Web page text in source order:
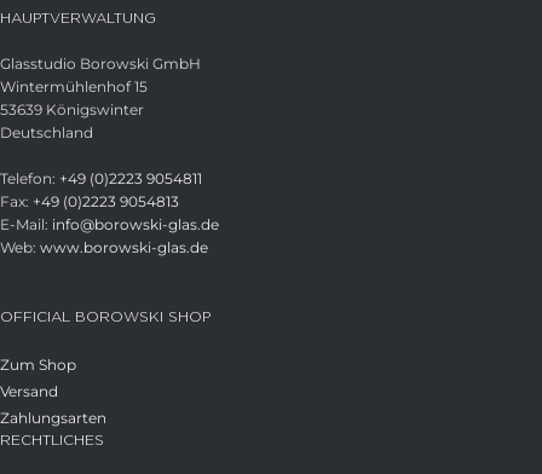
HAUPTVERWALTUNG
Glasstudio Borowski GmbH
Wintermühlenhof 15
53639 Königswinter
Deutschland
Telefon: +49 (0)2223 9054811
Fax: +49 (0)2223 9054813
E-Mail: info@borowski-glas.de
Web: www.borowski-glas.de
OFFICIAL BOROWSKI SHOP
Zum Shop
Versand
Zahlungsarten
RECHTLICHES